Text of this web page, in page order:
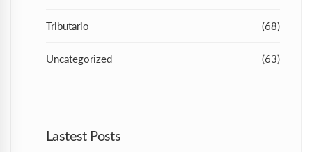
Tributario (68)
Uncategorized (63)
Lastest Posts